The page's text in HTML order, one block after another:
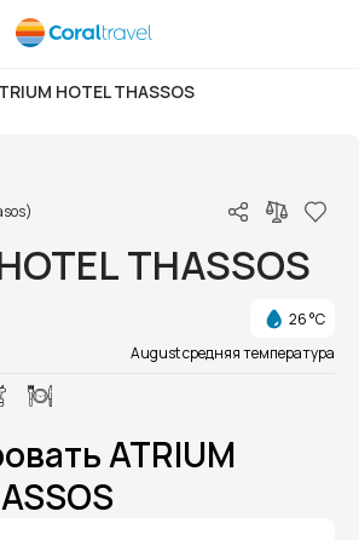
HOTEL THASSOS
THASSOS
26 °C
August средняя температура
ATRIUM